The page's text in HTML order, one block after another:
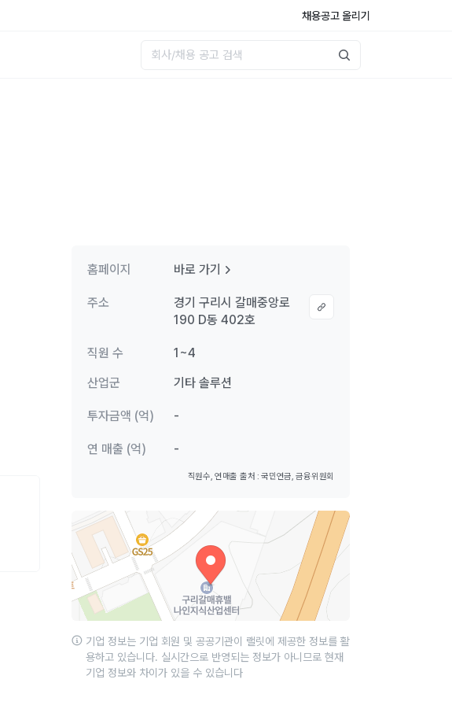
채용공고 올리기
홈페이지 바로 가기
주소
경기 구리시 갈매중앙로
190 D동 402호
직원 수
1~4
산업군
기타 솔루션
투자금액 (억) -
연 매출 (억) -
직원수, 연매출 출처 : 국민연금, 금융위원회
기업 정보는 기업 회원 및 공공기관이 랠릿에 제공한 정보를 활
용하고 있습니다. 실시간으로 반영되는 정보가 아니므로 현재
기업 정보와 차이가 있을 수 있습니다